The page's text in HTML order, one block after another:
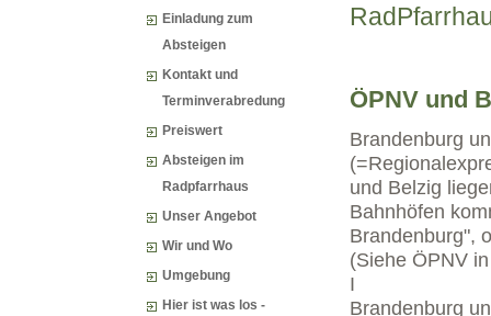
Einladung zum
Absteigen
Kontakt und
Terminverabredung
Preiswert
Absteigen im
Radpfarrhaus
Unser Angebot
Wir und Wo
Umgebung
Hier ist was los -
ÖPNV und
Brandenburg
und Belzig
Bahnhöfen
Brandenburg",
(Siehe ÖPNV
I
Brandenburg